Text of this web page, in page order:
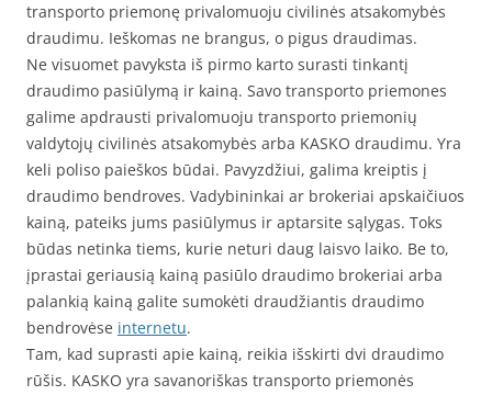
transporto priemonę privalomuoju civilinės atsakomybės
draudimu. Ieškomas ne brangus, o pigus draudimas.
Ne visuomet pavyksta iš pirmo karto surasti tinkantį
draudimo pasiūlymą ir kainą. Savo transporto priemones
galime apdrausti privalomuoju transporto priemonių
valdytojų civilinės atsakomybės arba KASKO draudimu. Yra
keli poliso paieškos būdai. Pavyzdžiui, galima kreiptis į
draudimo bendroves. Vadybininkai ar brokeriai apskaičiuos
kainą, pateiks jums pasiūlymus ir aptarsite sąlygas. Toks
būdas netinka tiems, kurie neturi daug laisvo laiko. Be to,
įprastai geriausią kainą pasiūlo draudimo brokeriai arba
palankią kainą galite sumokėti draudžiantis draudimo
bendrovėse internetu.
Tam, kad suprasti apie kainą, reikia išskirti dvi draudimo
rūšis. KASKO yra savanoriškas transporto priemonės